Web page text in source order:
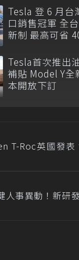
Tesla 登 6 月台
口銷售冠軍 全
新制 最高可省
Tesla首次推出
補貼 Model Y全
本開放下訂
T-Roc英國發表
人事異動！新研